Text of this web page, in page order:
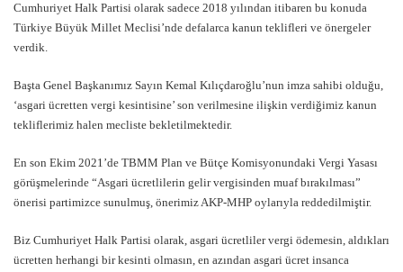
Cumhuriyet Halk Partisi olarak sadece 2018 yılından itibaren bu konuda
Türkiye Büyük Millet Meclisi’nde defalarca kanun teklifleri ve önergeler
verdik.
Başta Genel Başkanımız Sayın Kemal Kılıçdaroğlu’nun imza sahibi olduğu,
‘asgari ücretten vergi kesintisine’ son verilmesine ilişkin verdiğimiz kanun
tekliflerimiz halen mecliste bekletilmektedir.
En son Ekim 2021’de TBMM Plan ve Bütçe Komisyonundaki Vergi Yasası
görüşmelerinde “Asgari ücretlilerin gelir vergisinden muaf bırakılması”
önerisi partimizce sunulmuş, önerimiz AKP-MHP oylarıyla reddedilmiştir.
Biz Cumhuriyet Halk Partisi olarak, asgari ücretliler vergi ödemesin, aldıkları
ücretten herhangi bir kesinti olmasın, en azından asgari ücret insanca